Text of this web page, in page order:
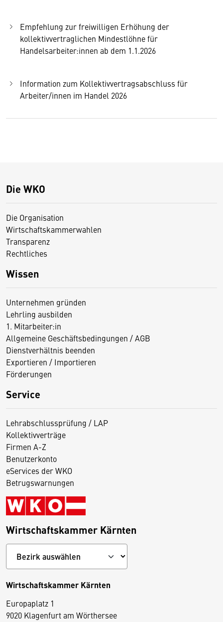
Empfehlung zur freiwilligen Erhöhung der
kollektivvertraglichen Mindestlöhne für
Handelsarbeiter:innen ab dem 1.1.2026
Information zum Kollektivvertragsabschluss für
Arbeiter/innen im Handel 2026
Die WKO
Die Organisation
Wirtschaftskammerwahlen
Transparenz
Rechtliches
Wissen
Unternehmen gründen
Lehrling ausbilden
1. Mitarbeiter:in
Allgemeine Geschäftsbedingungen / AGB
Dienstverhältnis beenden
Exportieren / Importieren
Förderungen
Service
Lehrabschlussprüfung / LAP
Kollektivverträge
Firmen A-Z
Benutzerkonto
eServices der WKO
Betrugswarnungen
Wirtschaftskammer Kärnten
Wirtschaftskammer Kärnten
Europaplatz 1
9020 Klagenfurt am Wörthersee